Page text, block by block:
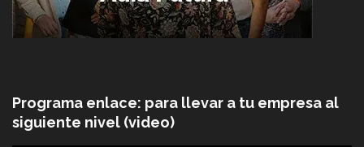
Programa enlace: para llevar a tu empresa al
siguiente nivel (video)